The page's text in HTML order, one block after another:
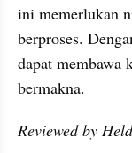
ini memerlukan
berproses.
dapat membawa
bermakna.
Reviewed by